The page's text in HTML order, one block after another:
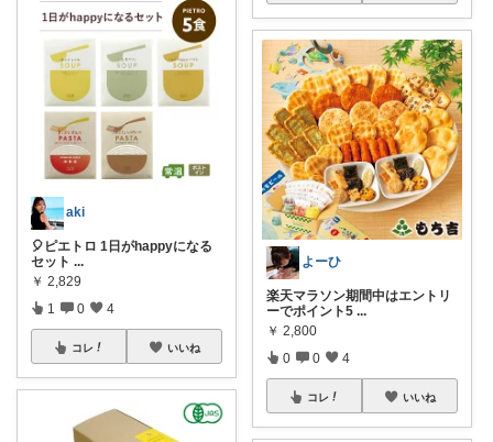
aki
🎈ピエトロ 1日がhappyになる
セット ...
￥ 2,829
1 0 4
コレ いいね
よーひ
楽天マラソン期間中はエントリ
ーでポイント5 ...
￥ 2,800
0 0 4
コレ いいね